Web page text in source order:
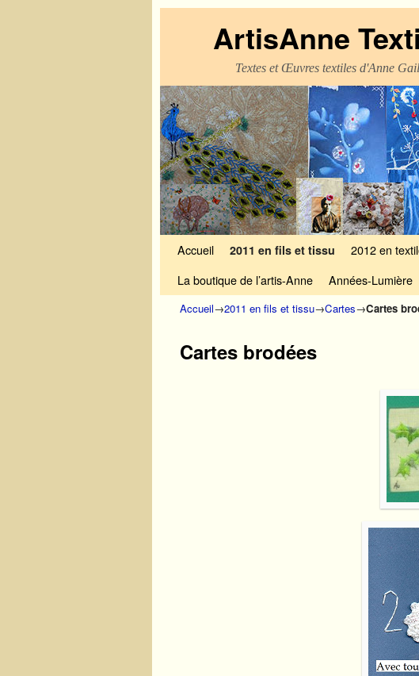
ArtisAnne
Textes et Œuvres textiles d'Anne
Accueil 2011 en fils et tissu 2012 en
La boutique de l’artis-Anne
Années-Lumière
Accueil→2011 en fils et tissu→Cartes→Cartes
Cartes brodées